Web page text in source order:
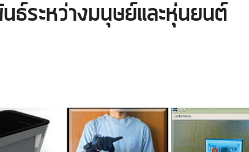
ระหว่างมนุษย์และหุ่นยนต์